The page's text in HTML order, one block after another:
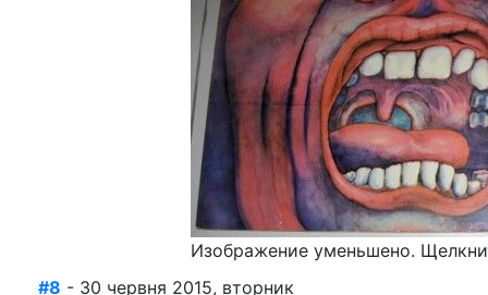
Изображение уменьшено.
#8 - 30 червня 2015, вторник